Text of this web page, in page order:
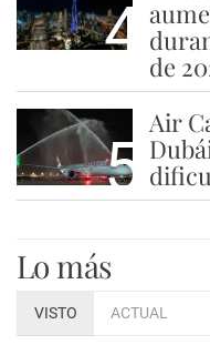
4 de
5
Air
Lo más
VISTO ACTUAL